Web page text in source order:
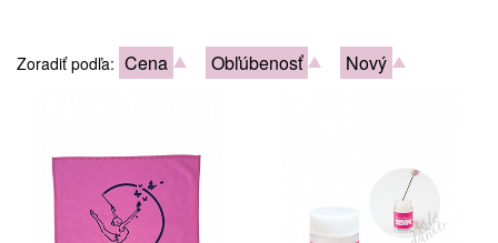
Zoradiť podľa: Cena Obľúbenosť Nový